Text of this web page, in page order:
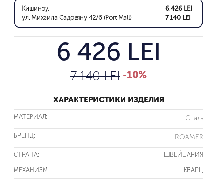
Кишинэу,
ул. Михаила Садовяну 42/6 (Port Mall)
6,426 LEI
7 140 LEI
6 426 LEI
7 140 LEI -10%
ХАРАКТЕРИСТИКИ ИЗДЕЛИЯ
МАТЕРИАЛ: Сталь
БРЕНД: ROAMER
СТРАНА: ШВЕЙЦАРИЯ
МЕХАНИЗМ: КВАРЦ